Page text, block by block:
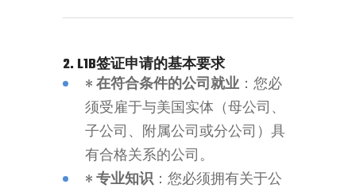
2. L1B签证申请的基本要求
•在符合条件的公司就业 ：您必
须受雇于与美国实体（母公司、
子公司、附属公司或分公司）具
有合格关系的公司。
•专业知识：您必须拥有关于公